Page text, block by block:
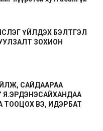
ҮЙЛДЭХ БЭЛТГЭЛ
ЗОХИОН
САЙДААРАА
Я.ЭРДЭНЭСАЙХАНДАА
ТООЦОХ ВЭ, ИДЭРБАТ